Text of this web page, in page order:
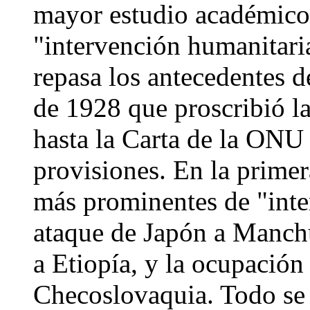
mayor estudio
"intervención
repasa los antecedentes
de 1928 que proscribió
hasta la Carta de la
provisiones. En la
más prominentes de
ataque de Japón a
a Etiopía, y la
Checoslovaquia. Todo